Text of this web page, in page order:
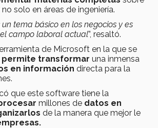
solo en áreas de ingeniería.
tema básico en los negocios y es
campo laboral actual”, resaltó.
de Microsoft en la que se
permite transformar una inmensa
en información directa para la
que este software tiene la
millones de datos en
de la manera que mejor le